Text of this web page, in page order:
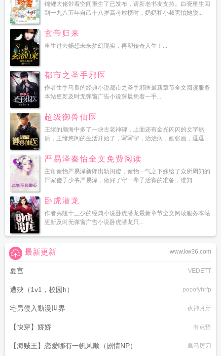
锦鲤大佬带着空间重生了已发布，请新老书友支持。白晓重生回
到一九八五年自己十八岁高考放榜时，奶奶和小叔害怕她脱...
玄帝归来
重生过去畅想未来梦幻现实，再塑传奇人生！...
都市之圣手邪医
作者生手马良的经典小说都市之圣手邪医最新章节全文阅读服务
本站更新及时无弹窗广告小说薛晨凭着一手...
超级御兽仙医
王绪的脑海中多了一块古老神碑，上面还有金光闪闪的文字然
后，王绪悠闲的生活开始了，写写字，治治病，画张画，逗逗...
严易泽秦怡全文免费阅读
主角秦怡严易泽新郎出轨闺蜜，秦怡一气之下嫁给了众所周知的
严家傻子少爷严易泽，做好了守一辈子活寡的准备，谁知...
卧虎潜龙
作者夷陵十三少的经典小说卧虎潜龙最新章节全文阅读服务本站
更新及时无弹窗广告小说卧虎潜龙只...
www.kw36.com
最新更新
夏宫 VEDETT
遭殃（1v1，校园h） popofyhrfp
宅男侵入動漫世界 夜神月牙
【快穿】娇娇 有点怪
【海贼王】恋爱哪有一帆风顺（剧情NP） 飙马厉刀